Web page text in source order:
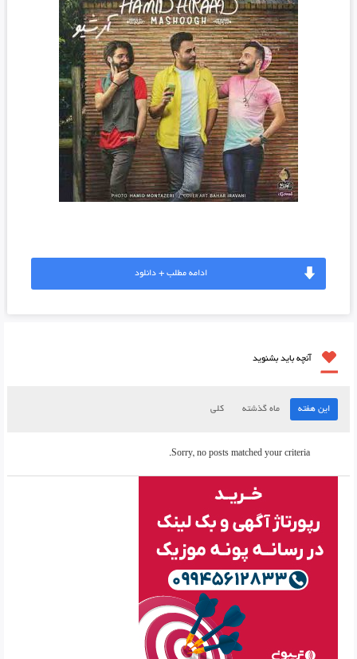
ادامه مطلب + دانلود
آنچه باید بشنوید
این هفته ماه گذشته کلی
Sorry, no posts matched your criteria.